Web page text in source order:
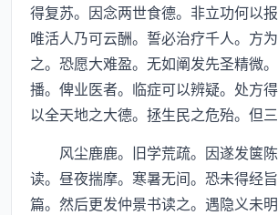
得复苏。因念两世食德。非立功何以报
唯活人乃可云酬。誓必治疗千人。方
之。恐愿大难盈。无如阐发先圣精微
播。俾业医者。临症可以辨疑。处方
以全天地之大德。拯生民之危殆。但三
风尘鹿鹿。旧学荒疏。因遂发箧
读。昼夜揣摩。寒暑无间。恐未得经
篇。然后更发仲景书读之。遇隐义未